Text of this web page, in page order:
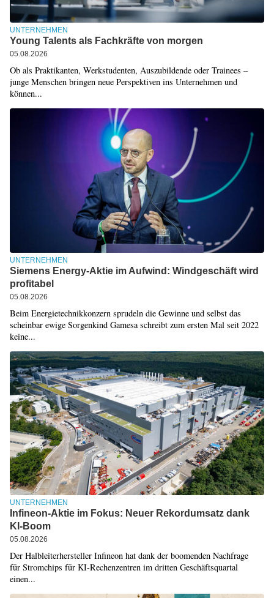
UNTERNEHMEN
Young Talents als Fachkräfte von morgen
05.08.2026
Ob als Praktikanten, Werkstudenten, Auszubildende oder Trainees –
junge Menschen bringen neue Perspektiven ins Unternehmen und
können...
UNTERNEHMEN
Siemens Energy-Aktie im Aufwind: Windgeschäft wird
profitabel
05.08.2026
Beim Energietechnikkonzern sprudeln die Gewinne und selbst das
scheinbar ewige Sorgenkind Gamesa schreibt zum ersten Mal seit 2022
keine...
UNTERNEHMEN
Infineon-Aktie im Fokus: Neuer Rekordumsatz dank
KI-Boom
05.08.2026
Der Halbleiterhersteller Infineon hat dank der boomenden Nachfrage
für Stromchips für KI-Rechenzentren im dritten Geschäftsquartal
einen...